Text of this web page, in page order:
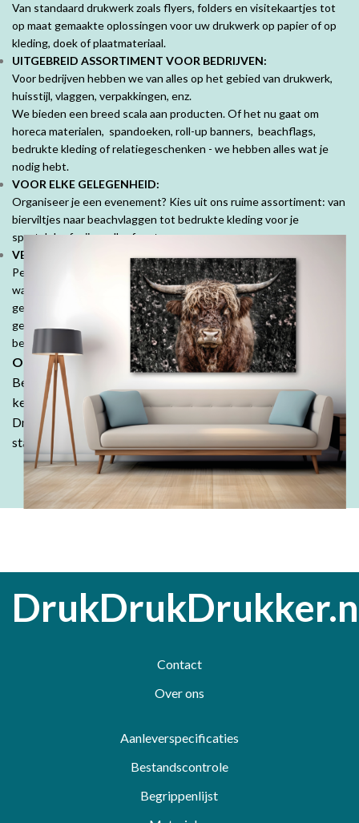
Van standaard drukwerk zoals flyers, folders en visitekaartjes tot
op maat gemaakte oplossingen voor uw drukwerk op papier of op
kleding, doek of plaatmateriaal.
UITGEBREID ASSORTIMENT VOOR BEDRIJVEN:
Voor bedrijven hebben we van alles op het gebied van drukwerk,
huisstijl, vlaggen, verpakkingen, enz.
We bieden een breed scala aan producten. Of het nu gaat om
horeca materialen, spandoeken, roll-up banners, beachflags,
bedrukte kleding of relatiegeschenken - we hebben alles wat je
nodig hebt.
VOOR ELKE GELEGENHEID:
Organiseer je een evenement? Kies uit ons ruime assortiment: van
bierviltjes naar beachvlaggen tot bedrukte kleding voor je
sportclub of vrijgezellenfeest.
VEEL MOOIE PRODUCTEN VOOR PARTICULIEREN:
Personaliseer je ruimte met mooie fotoproducten. Prachtige
wanddecoraties, fotobehang, fotoboeken, kussens en tuinposters,
geef jouw herinneringen een speciale plek. Denk ook aan
geboorte- of trouwkaarten, geboortekussens en je persoonlijk
bedrukte tafelkleed.
Ontdek de DrukDrukDrukker-ervaring:
Bestel in onze webshop en ontdek waarom klanten keer op
keer kiezen voor de kwaliteit en betaalbaarheid van
DrukDrukDrukker.Laat jouw ideeën tot leven komen - wij
staan voor je klaar!
Contact
Over ons
Aanleverspecificaties
Bestandscontrole
Begrippenlijst